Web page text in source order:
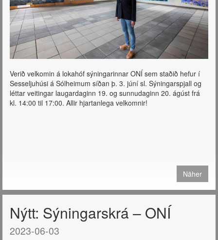
Verið velkomin á lokahóf sýningarinnar ONÍ sem staðið hefur í
Sesseljuhúsi á Sólheimum síðan þ. 3. júní sl. Sýningarspjall og
léttar veitingar laugardaginn 19. og sunnudaginn 20. ágúst frá
kl. 14:00 til 17:00. Allir hjartanlega velkomnir!
Näher
Nýtt: Sýningarskrá – ONÍ
2023-06-03